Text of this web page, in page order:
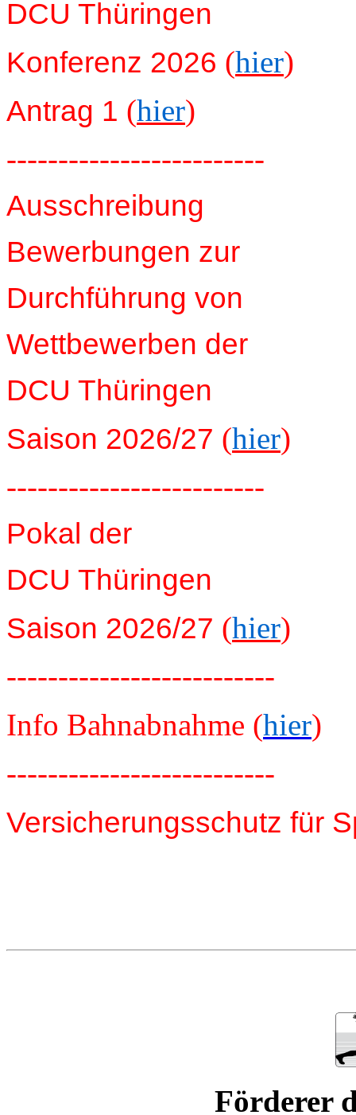
DCU Thüringen
Konferenz 2026 (hier)
Antrag 1 (hier)
-------------------------
Ausschreibung
Bewerbungen zur
Durchführung von
Wettbewerben der
DCU Thüringen
Saison 2026/27 (hier)
-------------------------
Pokal der
DCU Thüringen
Saison 2026/27 (hier)
--------------------------
Info Bahnabnahme (hier)
--------------------------
Versicherungsschutz für
Förderer